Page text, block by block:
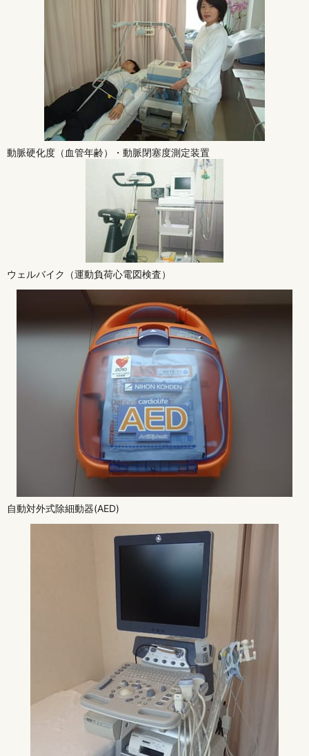
動脈硬化度（血管年齢）・動脈閉塞度測定装置
ウェルバイク（運動負荷心電図検査）
自動対外式除細動器(AED)